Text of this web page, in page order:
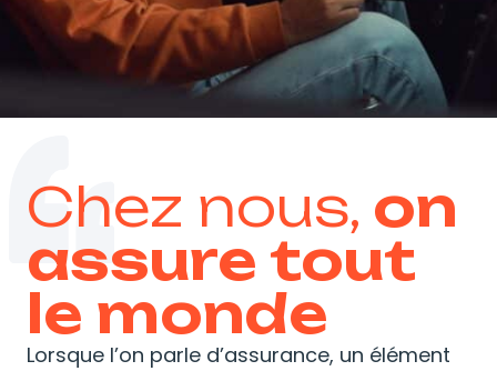
Chez nous, on
assure tout
le monde
Lorsque l’on parle d’assurance, un élément